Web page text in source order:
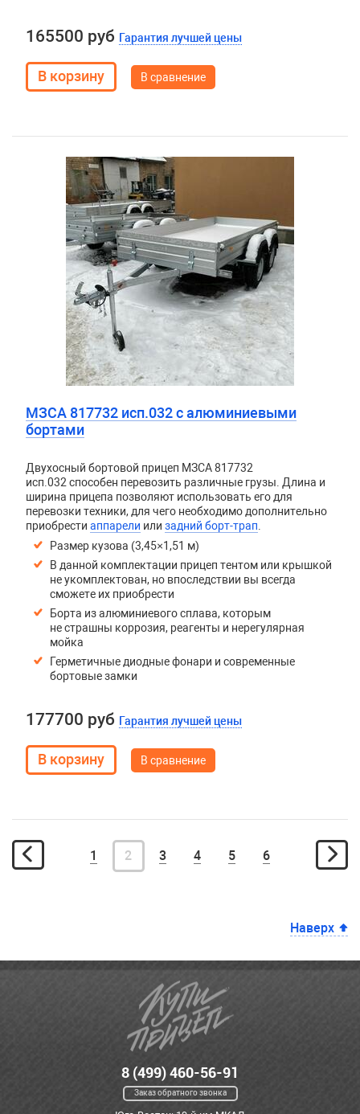
165500 руб Гарантия лучшей цены
В сравнение
МЗСА 817732 исп.032 с алюминиевыми
бортами
Двухосный бортовой прицеп МЗСА 817732
исп.032 способен перевозить различные грузы. Длина и
ширина прицепа позволяют использовать его для
перевозки техники, для чего необходимо дополнительно
приобрести аппарели или задний борт-трап
Размер кузова (3,45×1,51 м)
В данной комплектации прицеп тентом или крышкой
не укомплектован, но впоследствии вы всегда
сможете их приобрести
Борта из алюминиевого сплава, которым
не страшны коррозия, реагенты и нерегулярная
мойка
Герметичные диодные фонари и современные
бортовые замки
177700 руб Гарантия лучшей цены
В сравнение
1 2 3 4 5 6
Наверх
8 (499) 460-56-91
Заказ обратного звонка